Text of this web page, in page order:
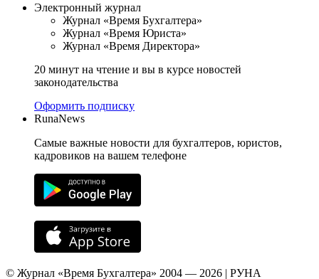
Электронный журнал
Журнал «Время Бухгалтера»
Журнал «Время Юриста»
Журнал «Время Директора»
20 минут на чтение и вы в курсе новостей
законодательства
Оформить подписку
RunaNews
Самые важные новости для бухгалтеров, юристов,
кадровиков на вашем телефоне
© Журнал «Время Бухгалтера» 2004 — 2026 | РУНА